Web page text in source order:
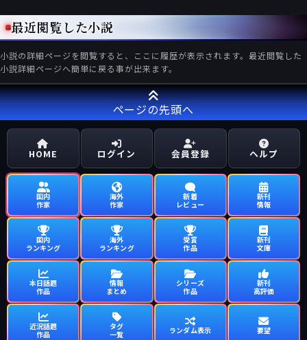
最近閲覧した小説
小説の詳細ページを閲覧すると、ここに履歴が表示されます。最近閲覧した
小説詳細ページへ簡単に戻る事が出来ます。
ページの先頭へ
HOME ログイン 会員登録 ヘルプ
国内
作家
海外
作家
新着
レビュー
新刊
情報
国内
ランキング
海外
ランキング
受賞
作品
新刊
文庫
本日話題
作品
情報
まとめ
シリーズ
作品
新刊
高評価
近況話題
作品
タグ
一覧
ランダム表示 要望